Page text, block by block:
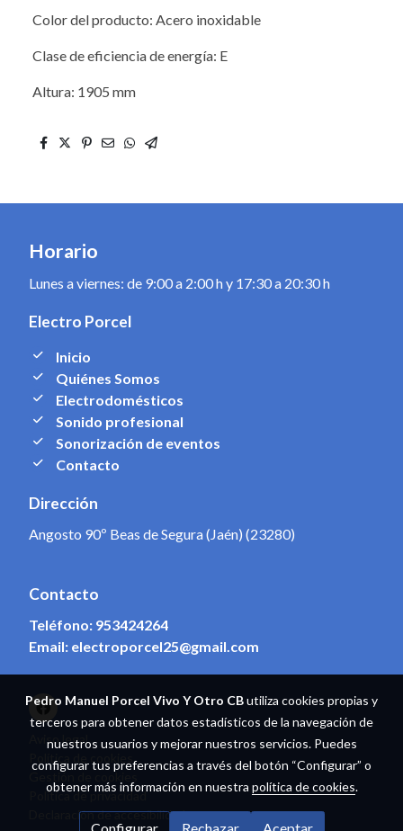
Color del producto: Acero inoxidable
Clase de eficiencia de energía: E
Altura: 1905 mm
Horario
Lunes a viernes: de 9:00 a 2:00 h y 17:30 a 20:30 h
Electro Porcel
Inicio
Quiénes Somos
Electrodomésticos
Sonido profesional
Sonorización de eventos
Contacto
Dirección
Angosto 90º Beas de Segura (Jaén) (23280)
Contacto
Teléfono: 953424264
Email: electroporcel25@gmail.com
Aviso legal
Política de cookies
Gestión de cookies
Política de privacidad
Declaración de accesibilidad
Pedro Manuel Porcel Vivo Y Otro CButiliza cookies propias y
terceros para obtener datos estadísticos de la navegación de
nuestros usuarios y mejorar nuestros servicios. Puedes
configurar tus preferencias a través del botón “Configurar” o
obtener más información en nuestra política de cookies.